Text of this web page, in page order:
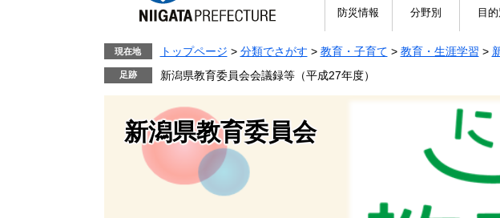
防災情報 分野別 目的
現在地 トップページ > 分類でさがす > 教育・子育て > 教育・生涯学習 >
新潟県教育委員会会議録等（平成27年度）
新潟県教育委員会